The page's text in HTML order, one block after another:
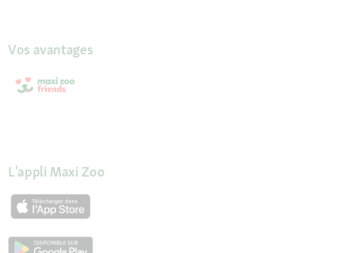
Vos avantages
L'appli Maxi Zoo